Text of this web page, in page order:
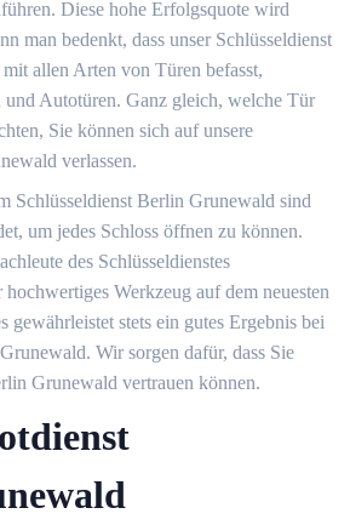
Diese hohe Erfolgsquote wird
man bedenkt, dass unser Schlüsseldienst
allen Arten von Türen befasst,
und Autotüren. Ganz gleich, welche Tür
Sie können sich auf unsere
verlassen.
Schlüsseldienst Berlin Grunewald sind
um jedes Schloss öffnen zu können.
des Schlüsseldienstes
Werkzeug auf dem neuesten
gewährleistet stets ein gutes Ergebnis bei
Wir sorgen dafür, dass Sie
Grunewald vertrauen können.